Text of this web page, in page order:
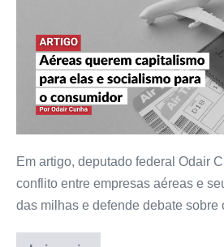
Em artigo, deputado federal Odair
conflito entre empresas aéreas e
das milhas e defende debate sobre